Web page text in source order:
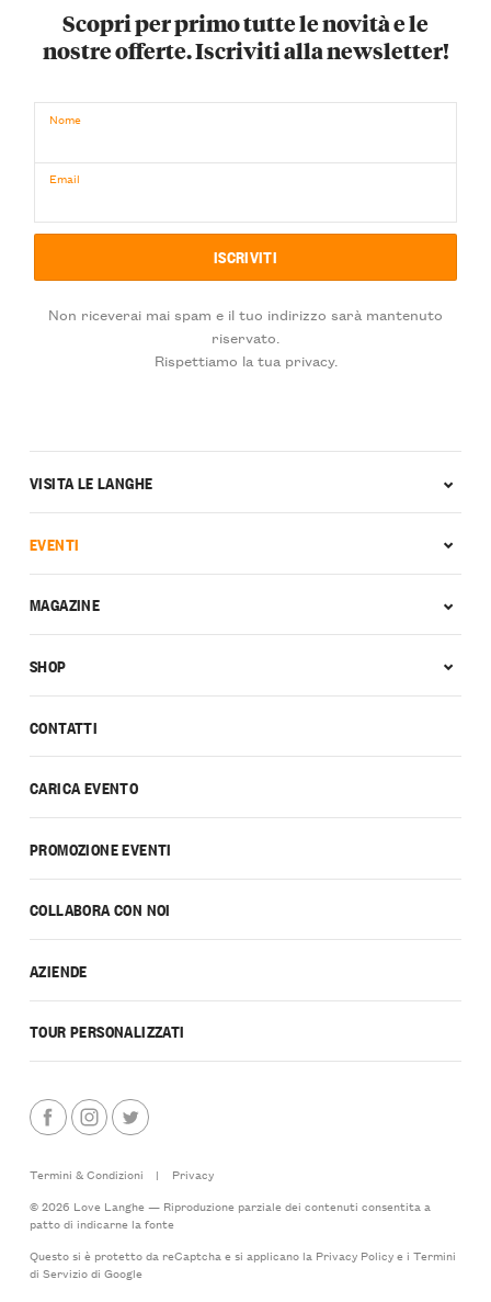
Scopri per primo tutte le novità e le
nostre offerte. Iscriviti alla newsletter!
Nome
Email
Non riceverai mai spam e il tuo indirizzo sarà mantenuto
riservato.
Rispettiamo la tua privacy.
CONTATTI
CARICA EVENTO
PROMOZIONE EVENTI
COLLABORA CON NOI
AZIENDE
TOUR PERSONALIZZATI
VISITA LE LANGHE
EVENTI
MAGAZINE
SHOP
Termini & Condizioni |
Privacy
© 2026 Love Langhe — Riproduzione parziale dei contenuti consentita a
patto di indicarne la fonte
Questo si è protetto da reCaptcha e si applicano la Privacy Policye i Termini
di Serviziodi Google